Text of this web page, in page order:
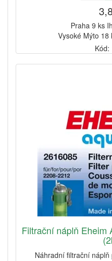
Praha 9 ks
Vysoké Mýto 18
Kód:
Filtrační náplň Eheim
Náhradní filtrační